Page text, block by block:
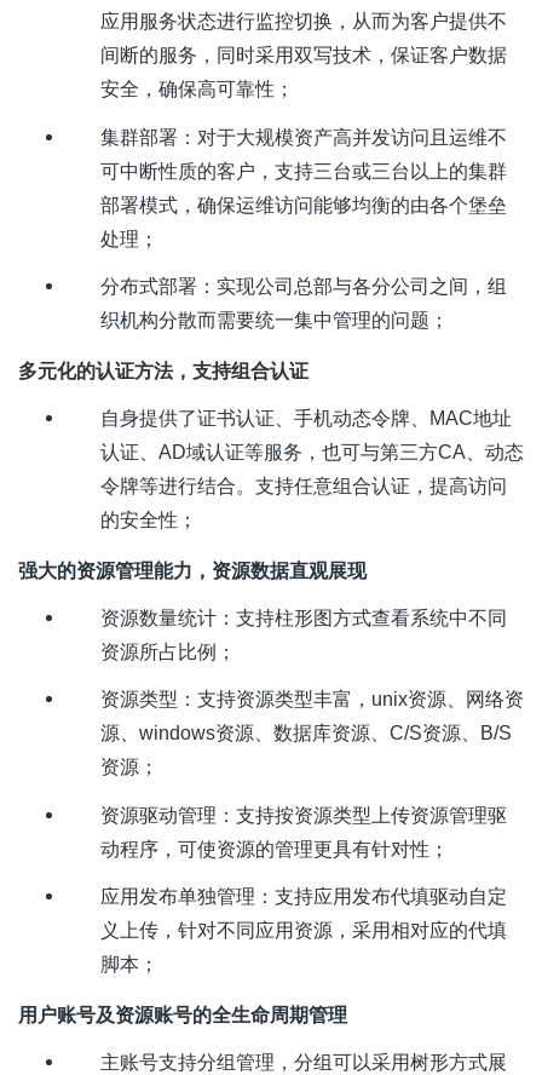
应用服务状态进行监控切换，从而为客户提供不
间断的服务，同时采用双写技术，保证客户数据
安全，确保高可靠性；
集群部署：对于大规模资产高并发访问且运维不
可中断性质的客户，支持三台或三台以上的集群
部署模式，确保运维访问能够均衡的由各个堡垒
处理；
分布式部署：实现公司总部与各分公司之间，组
织机构分散而需要统一集中管理的问题；
多元化的认证方法，支持组合认证
自身提供了证书认证、手机动态令牌、 MAC地址
认证、 AD域认证等服务，也可与第三方CA 、动态
令牌等进行结合。支持任意组合认证，提高访问
的安全性；
强大的资源管理能力，资源数据直观展现
资源数量统计：支持柱形图方式查看系统中不同
资源所占比例；
资源类型：支持资源类型丰富， unix资源、网络资
源、 windows资源、数据库资源、 C/S资源、
B/S
资源；
资源驱动管理：支持按资源类型上传资源管理驱
动程序，可使资源的管理更具有针对性；
应用发布单独管理：支持应用发布代填驱动自定
义上传，针对不同应用资源，采用相对应的代填
脚本；
用户账号及资源账号的全生命周期管理
主账号支持分组管理，分组可以采用树形方式展